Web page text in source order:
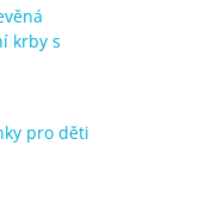
krby s
pro děti